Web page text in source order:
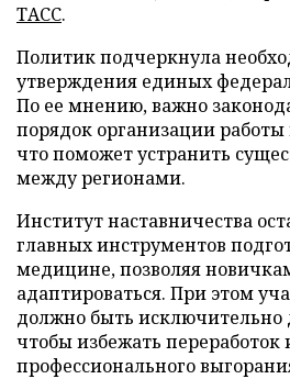
ТАСС.
Политик подчеркнула
утверждения единых
По ее мнению, важно
порядок организации
что поможет устранить
между регионами.
Институт наставничества
главных инструментов
медицине, позволяя
адаптироваться. При этом
должно быть исключительно
чтобы избежать переработок
профессионального